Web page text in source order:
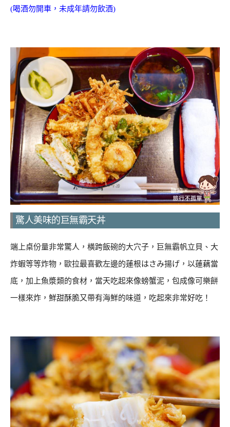
(喝酒勿開車，未成年請勿飲酒)
驚人美味的巨無霸天丼
端上桌份量非常驚人，橫跨飯碗的大穴子，巨無霸帆立貝、大
炸蝦等等炸物，歐拉最喜歡左邊的蓮根はさみ揚げ，以蓮藕當
底，加上魚漿類的食材，當天吃起來像螃蟹泥，包成像可樂餅
一樣來炸，鮮甜酥脆又帶有海鮮的味道，吃起來非常好吃！